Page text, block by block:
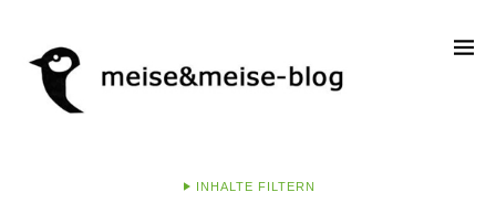
INHALTE FILTERN